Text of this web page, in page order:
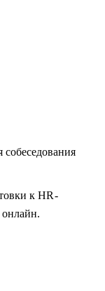
к HR-